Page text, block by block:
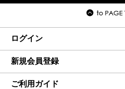
ログイン
新規会員登録
ご利用ガイド